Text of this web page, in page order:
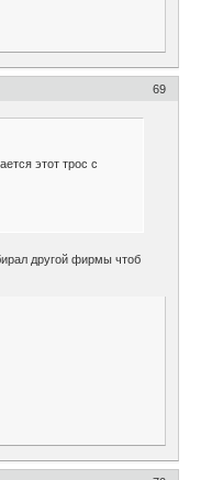
69
этот трос с
другой фирмы чтоб